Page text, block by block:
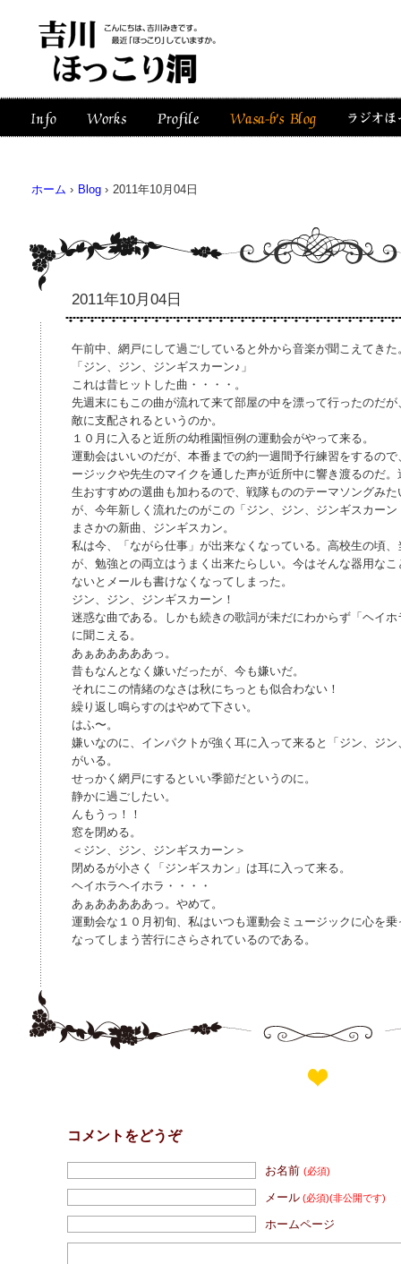
ホーム › Blog › 2011年10月04日
2011年10月04日
午前中、網戸にして過ごしていると外から音楽が聞こえてきた
「ジン、ジン、ジンギスカーン♪」
これは昔ヒットした曲・・・・。
先週末にもこの曲が流れて来て部屋の中を漂って行ったのだ
敵に支配されるというのか。
１０月に入ると近所の幼稚園恒例の運動会がやって来る。
運動会はいいのだが、本番までの約一週間予行練習をするの
ージックや先生のマイクを通した声が近所中に響き渡るのだ
生おすすめの選曲も加わるので、戦隊もののテーマソングみ
が、今年新しく流れたのがこの「ジン、ジン、ジンギスカー
まさかの新曲、ジンギスカン。
私は今、「ながら仕事」が出来なくなっている。高校生の頃
が、勉強との両立はうまく出来たらしい。今はそんな器用な
ないとメールも書けなくなってしまった。
ジン、ジン、ジンギスカーン！
迷惑な曲である。しかも続きの歌詞が未だにわからず「ヘイ
に聞こえる。
あぁあああああっ。
昔もなんとなく嫌いだったが、今も嫌いだ。
それにこの情緒のなさは秋にちっとも似合わない！
繰り返し鳴らすのはやめて下さい。
はふ〜。
嫌いなのに、インパクトが強く耳に入って来ると「ジン、ジ
がいる。
せっかく網戸にするといい季節だというのに。
静かに過ごしたい。
んもうっ！！
窓を閉める。
＜ジン、ジン、ジンギスカーン＞
閉めるが小さく「ジンギスカン」は耳に入って来る。
ヘイホラヘイホラ・・・・
あぁあああああっ。やめて。
運動会な１０月初旬、私はいつも運動会ミュージックに心を
なってしまう苦行にさらされているのである。
コメントをどうぞ
お名前(必須)
メール (必須)(非公開です)
ホームページ